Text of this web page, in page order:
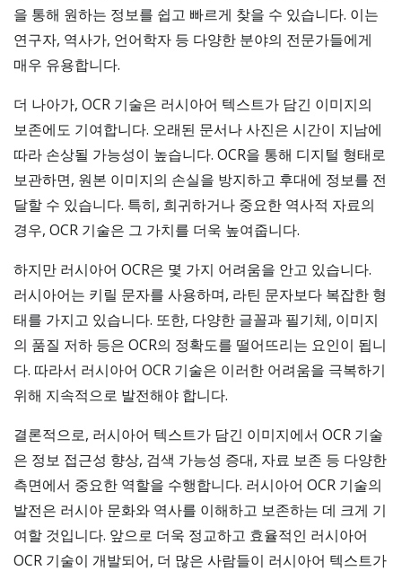
을 통해 원하는 정보를 쉽고 빠르게 찾을 수 있습니다. 이는
연구자, 역사가, 언어학자 등 다양한 분야의 전문가들에게
매우 유용합니다.
더 나아가, OCR 기술은 러시아어 텍스트가 담긴 이미지의
보존에도 기여합니다. 오래된 문서나 사진은 시간이 지남에
따라 손상될 가능성이 높습니다. OCR을 통해 디지털 형태로
보관하면, 원본 이미지의 손실을 방지하고 후대에 정보를 전
달할 수 있습니다. 특히, 희귀하거나 중요한 역사적 자료의
경우, OCR 기술은 그 가치를 더욱 높여줍니다.
하지만 러시아어 OCR은 몇 가지 어려움을 안고 있습니다.
러시아어는 키릴 문자를 사용하며, 라틴 문자보다 복잡한 형
태를 가지고 있습니다. 또한, 다양한 글꼴과 필기체, 이미지
의 품질 저하 등은 OCR의 정확도를 떨어뜨리는 요인이 됩니
다. 따라서 러시아어 OCR 기술은 이러한 어려움을 극복하기
위해 지속적으로 발전해야 합니다.
결론적으로, 러시아어 텍스트가 담긴 이미지에서 OCR 기술
은 정보 접근성 향상, 검색 가능성 증대, 자료 보존 등 다양한
측면에서 중요한 역할을 수행합니다. 러시아어 OCR 기술의
발전은 러시아 문화와 역사를 이해하고 보존하는 데 크게 기
여할 것입니다. 앞으로 더욱 정교하고 효율적인 러시아어
OCR 기술이 개발되어, 더 많은 사람들이 러시아어 텍스트가